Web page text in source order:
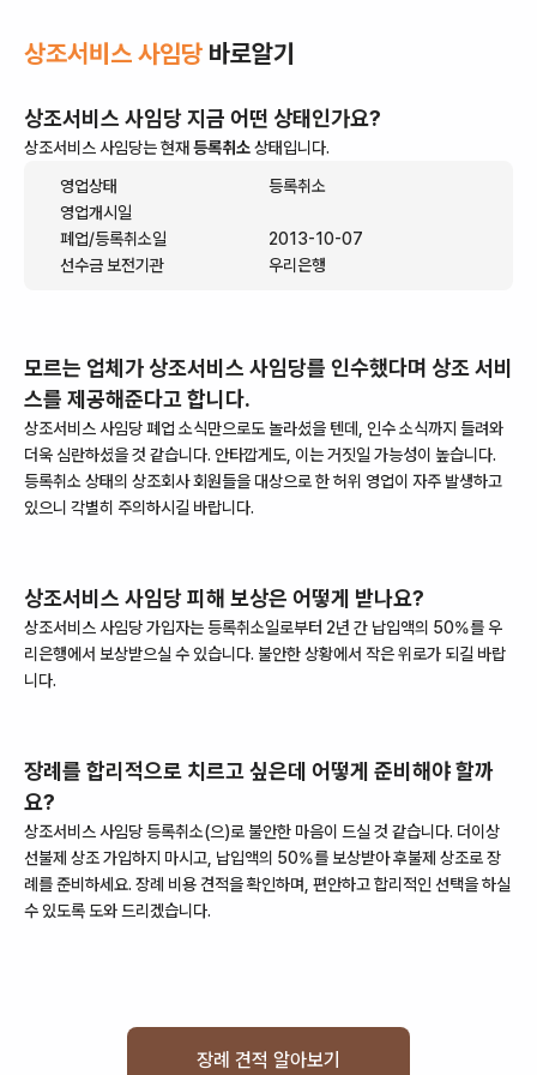
상조서비스 사임당 바로알기
상조서비스 사임당지금 어떤 상태인가요?
상조서비스 사임당는 현재 등록취소상태입니다.
영업상태
등록취소
영업개시일
폐업/등록취소일
2013-10-07
선수금 보전기관
우리은행
모르는 업체가 상조서비스 사임당를 인수했다며 상조 서비
스를 제공해준다고 합니다.
상조서비스 사임당폐업 소식만으로도 놀라셨을 텐데, 인수 소식까지 들려와
더욱 심란하셨을 것 같습니다. 안타깝게도, 이는 거짓일 가능성이 높습니다.
등록취소 상태의 상조회사 회원들을 대상으로 한 허위 영업이 자주 발생하고
있으니 각별히 주의하시길 바랍니다.
상조서비스 사임당피해 보상은 어떻게 받나요?
상조서비스 사임당가입자는등록취소일로부터 2년 간 납입액의 50%를 우
리은행에서 보상받으실 수 있습니다. 불안한 상황에서 작은 위로가 되길 바랍
니다.
장례를 합리적으로 치르고 싶은데 어떻게 준비해야 할까
요?
상조서비스 사임당등록취소(으)로 불안한 마음이 드실 것 같습니다. 더이상
선불제 상조 가입하지 마시고, 납입액의 50%를 보상받아 후불제 상조로 장
례를 준비하세요. 장례 비용 견적을 확인하며, 편안하고 합리적인 선택을 하실
수 있도록 도와 드리겠습니다.
장례 견적 알아보기